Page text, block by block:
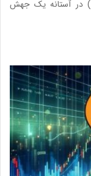
تحلیلگران بازار کریپتو معتقدند که فلوکی (FLOKI) در آستانه یک جهش